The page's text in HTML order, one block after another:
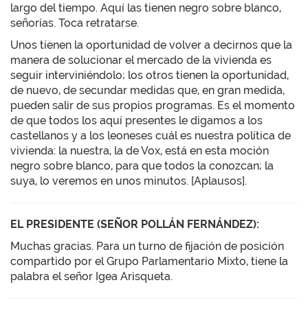
largo del tiempo. Aquí las tienen negro sobre blanco,
señorías. Toca retratarse.
Unos tienen la oportunidad de volver a decirnos que la
manera de solucionar el mercado de la vivienda es
seguir interviniéndolo; los otros tienen la oportunidad,
de nuevo, de secundar medidas que, en gran medida,
pueden salir de sus propios programas. Es el momento
de que todos los aquí presentes le digamos a los
castellanos y a los leoneses cuál es nuestra política de
vivienda: la nuestra, la de Vox, está en esta moción
negro sobre blanco, para que todos la conozcan; la
suya, lo veremos en unos minutos. [Aplausos].
EL PRESIDENTE (SEÑOR POLLÁN FERNÁNDEZ):
Muchas gracias. Para un turno de fijación de posición
compartido por el Grupo Parlamentario Mixto, tiene la
palabra el señor Igea Arisqueta.